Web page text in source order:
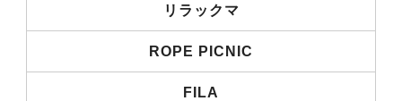
リラックマ
ROPE PICNIC
FILA